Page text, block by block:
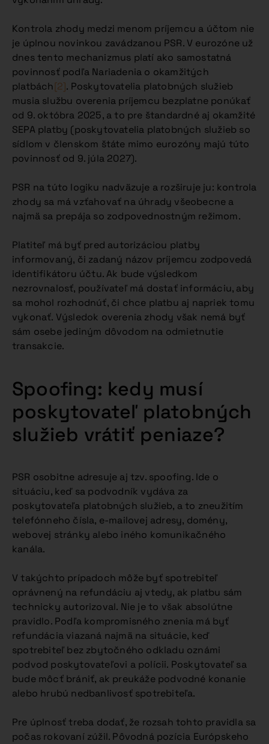
Kontrola zhody medzi menom príjemcu a účtom nie
je úplnou novinkou zavádzanou PSR. V eurozóne už
dnes tento mechanizmus platí ako samostatná
povinnosť podľa Nariadenia o okamžitých
platbách[2]. Poskytovatelia platobných služieb
musia službu overenia príjemcu bezplatne ponúkať
od 9. októbra 2025, a to pre štandardné aj okamžité
SEPA platby (poskytovatelia platobných služieb so
sídlom v členskom štáte mimo eurozóny majú túto
povinnosť od 9. júla 2027).
PSR na túto logiku nadväzuje a rozširuje ju: kontrola
zhody sa má vzťahovať na úhrady všeobecne a
najmä sa prepája so zodpovednostným režimom.
Platiteľ má byť pred autorizáciou platby
informovaný, či zadaný názov príjemcu zodpovedá
identifikátoru účtu. Ak bude výsledkom
nezrovnalosť, používateľ má dostať informáciu, aby
sa mohol rozhodnúť, či chce platbu aj napriek tomu
vykonať. Výsledok overenia zhody však nemá byť
sám osebe jediným dôvodom na odmietnutie
transakcie.
Spoofing: kedy musí
poskytovateľ platobných
služieb vrátiť peniaze?
PSR osobitne adresuje aj tzv. spoofing. Ide o
situáciu, keď sa podvodník vydáva za
poskytovateľa platobných služieb, a to zneužitím
telefónneho čísla, e-mailovej adresy, domény,
webovej stránky alebo iného komunikačného
kanála.
V takýchto prípadoch môže byť spotrebiteľ
oprávnený na refundáciu aj vtedy, ak platbu sám
technicky autorizoval. Nie je to však absolútne
pravidlo. Podľa kompromisného znenia má byť
refundácia viazaná najmä na situácie, keď
spotrebiteľ bez zbytočného odkladu oznámi
podvod poskytovateľovi a polícii. Poskytovateľ sa
bude môcť brániť, ak preukáže podvodné konanie
alebo hrubú nedbanlivosť spotrebiteľa.
Pre úplnosť treba dodať, že rozsah tohto pravidla sa
počas rokovaní zúžil. Pôvodná pozícia Európskeho